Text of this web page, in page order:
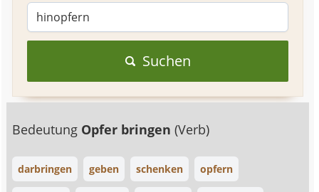
Suchen
Bedeutung Opfer bringen(Verb)
darbringen geben schenken opfern